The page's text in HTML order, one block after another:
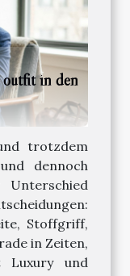
outfit in den
trotzdem
dennoch
Stoffgriff,
in Zeiten,
Luxury und